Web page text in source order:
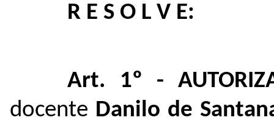
R E S O L V E:
Art. 1º -
docente Danilo de